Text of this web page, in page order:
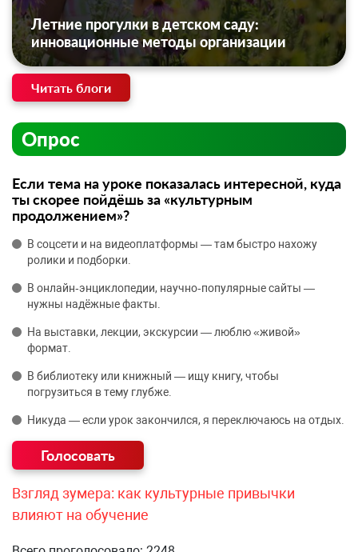
Летние прогулки в детском саду:
инновационные методы организации
Читать блоги
Опрос
Если тема на уроке показалась интересной, куда
ты скорее пойдёшь за «культурным
продолжением»?
В соцсети и на видеоплатформы — там быстро нахожу
ролики и подборки.
В онлайн‑энциклопедии, научно‑популярные сайты —
нужны надёжные факты.
На выставки, лекции, экскурсии — люблю «живой»
формат.
В библиотеку или книжный — ищу книгу, чтобы
погрузиться в тему глубже.
Никуда — если урок закончился, я переключаюсь на отдых.
Взгляд зумера: как культурные привычки
влияют на обучение